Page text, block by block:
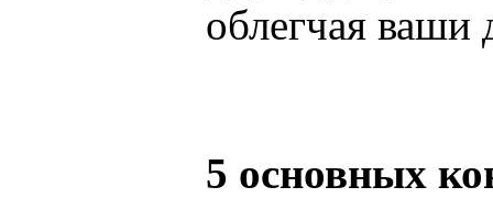
облегчая ваши
5 основных